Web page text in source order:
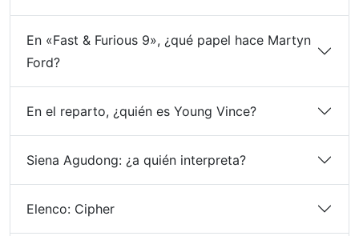
En «Fast & Furious 9», ¿qué papel hace Martyn
Ford?
En el reparto, ¿quién es Young Vince?
Siena Agudong: ¿a quién interpreta?
Elenco: Cipher